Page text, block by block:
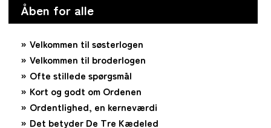
Åben for alle
Velkommen til søsterlogen
Velkommen til broderlogen
Ofte stillede spørgsmål
Kort og godt om Ordenen
Ordentlighed, en kerneværdi
Det betyder De Tre Kædeled